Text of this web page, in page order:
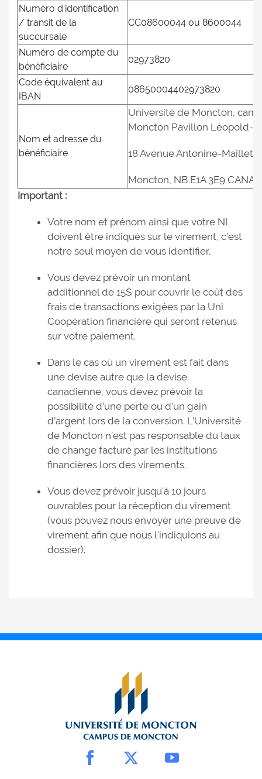
Numéro d'identification
/ transit de la
succursale
CC08600044 ou 8600044
Numéro de compte du
bénéficiaire
02973820
Code équivalent au
IBAN
08650004402973820
Nom et adresse du
bénéficiaire
Université de Moncton,
Moncton Pavillon Léopold-
18 Avenue Antonine-Maillet
Moncton, NB E1A 3E9
Important :
Votre nom et prénom ainsi que votre NI
doivent être indiqués sur le virement, c’est
notre seul moyen de vous identifier.
Vous devez prévoir un montant
additionnel de 15$ pour couvrir le coût des
frais de transactions exigées par la Uni
Coopération financière qui seront retenus
sur votre paiement.
Dans le cas où un virement est fait dans
une devise autre que la devise
canadienne, vous devez prévoir la
possibilité d’une perte ou d’un gain
d’argent lors de la conversion. L’Université
de Moncton n’est pas responsable du taux
de change facturé par les institutions
financières lors des virements.
Vous devez prévoir jusqu'à 10 jours
ouvrables pour la réception du virement
(vous pouvez nous envoyer une preuve de
virement afin que nous l'indiquions au
dossier).